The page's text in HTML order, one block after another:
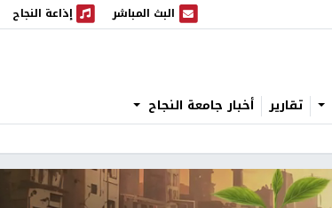
البث المباشر
البث المباشر إذاعة النجاح
إذاعة النجاح
تقارير أخبار جامعة النجاح